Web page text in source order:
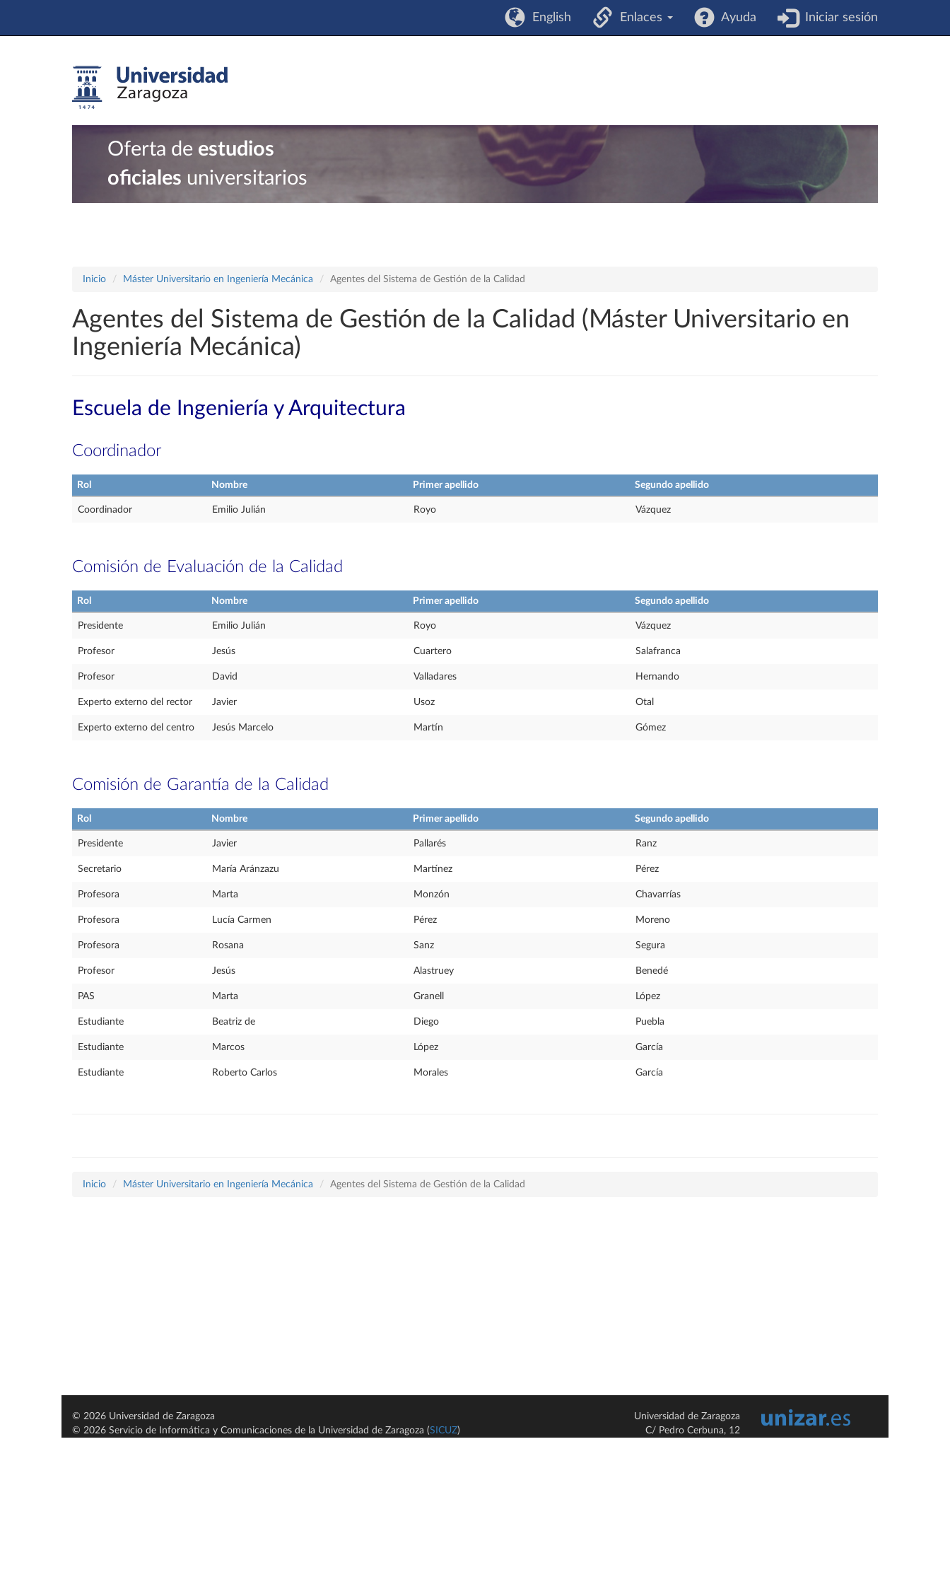
English Enlaces Ayuda Iniciar sesión
Oferta de estudios
oficiales universitarios
Inicio Máster Universitario en Ingeniería Mecánica Agentes del Sistema de Gestión de la Calidad
Agentes del Sistema de Gestión de la Calidad (Máster Universitario en
Ingeniería Mecánica)
Escuela de Ingeniería y Arquitectura
Coordinador
Rol Nombre Primer apellido Segundo apellido
Coordinador Emilio Julián Royo Vázquez
Comisión de Evaluación de la Calidad
Rol Nombre Primer apellido Segundo apellido
Presidente Emilio Julián Royo Vázquez
Profesor Jesús Cuartero Salafranca
Profesor David Valladares Hernando
Experto externo del rector Javier Usoz Otal
Experto externo del centro Jesús Marcelo Martín Gómez
Comisión de Garantía de la Calidad
Rol Nombre Primer apellido Segundo apellido
Presidente Javier Pallarés Ranz
Secretario María Aránzazu Martínez Pérez
Profesora Marta Monzón Chavarrías
Profesora Lucía Carmen Pérez Moreno
Profesora Rosana Sanz Segura
Profesor Jesús Alastruey Benedé
PAS Marta Granell López
Estudiante Beatriz de Diego Puebla
Estudiante Marcos López García
Estudiante Roberto Carlos Morales García
Inicio Máster Universitario en Ingeniería Mecánica Agentes del Sistema de Gestión de la Calidad
© 2026 Universidad de Zaragoza
© 2026 Servicio de Informática y Comunicaciones de la Universidad de Zaragoza (SICUZ)
Universidad de Zaragoza
C/ Pedro Cerbuna, 12